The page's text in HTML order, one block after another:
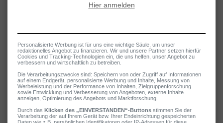
Tipps gegen Antriebslosigkeit
Mehr erfahren
Was jetzt wichtig ist
Erholung und Schlaf